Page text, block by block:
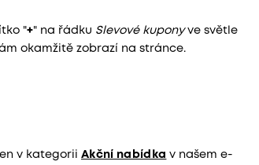
"+" na řádku Slevové kuponyve světle
okamžitě zobrazí na stránce.
v kategorii Akční nabídka v našem e-